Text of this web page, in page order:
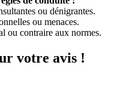
ou dénigrantes.
ou menaces.
ou contraire aux normes.
votre avis !